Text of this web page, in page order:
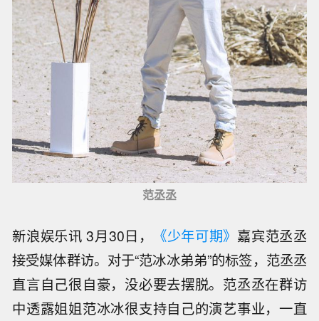
范丞丞
新浪娱乐讯 3月30日， 《少年可期》 嘉宾范丞丞
接受媒体群访。对于“范冰冰弟弟”的标签，范丞丞
直言自己很自豪，没必要去摆脱。范丞丞在群访
中透露姐姐范冰冰很支持自己的演艺事业，一直